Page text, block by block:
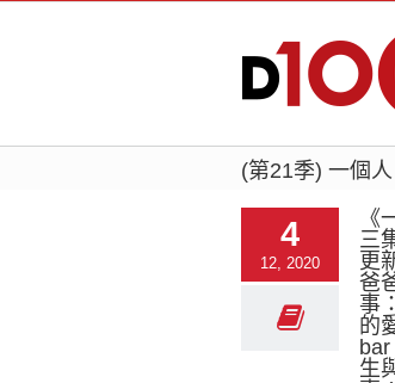
(第21季) 一個人
4
12, 2020
《
三
更
爸
事
的
生